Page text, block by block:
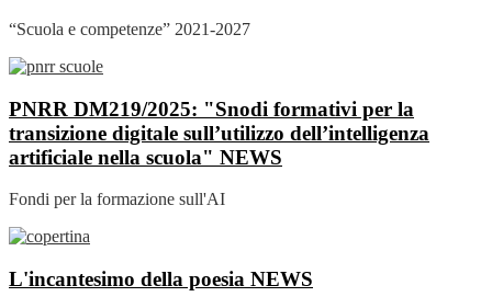
“Scuola e competenze” 2021-2027
PNRR DM219/2025: "Snodi formativi per la
transizione digitale sull’utilizzo dell’intelligenza
artificiale nella scuola" NEWS
Fondi per la formazione sull'AI
L'incantesimo della poesia NEWS